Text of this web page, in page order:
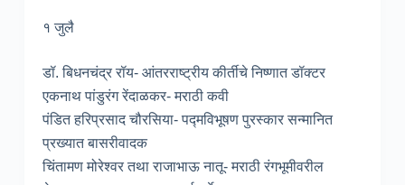
१ जुलै
डॉ. बिधनचंद्र रॉय- आंतरराष्ट्रीय कीर्तीचे निष्णात डॉक्टर
एकनाथ पांडुरंग रेंदाळकर- मराठी कवी
पंडित हरिप्रसाद चौरसिया- पद्मविभूषण पुरस्कार सन्मानित
प्रख्यात बासरीवादक
चिंतामण मोरेश्वर तथा राजाभाऊ नातू- मराठी रंगभूमीवरील